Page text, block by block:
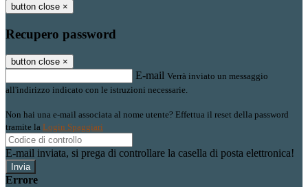
button close ×
Recupero password
button close ×
E-mail Verrà inviato un messaggio
all'indirizzo indicato con le istruzioni necessarie.
Non hai una e-mail associata al nome utente? Effettua il reset della password
tramite la Login Spaggiari
E-mail inviata, si prega di controllare la casella di posta elettronica!
Errore